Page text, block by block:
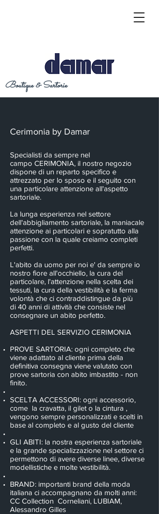
Boutique & Sartorie
Cerimonia by Damar
Specialisti da sempre nel
campo CERIMONIA, il nostro negozio
dispone di un reparto specifico e
attrezzato per lo sposo e il seguito con
una particolare attenzione all'aspetto
sartoriale.
La lunga esperienza nel settore
dell'abbigliamento sartoriale, la maniacale
attenzione ai particolari e sopratutto alla
passione con la quale creiamo completi
perfetti.
L'abito da uomo per noi e' da sempre io
nostro fiore all'occhiello, la cura del
particolare, l'attenzione nella scelta dei
tessuti, la cura della vestibilità e la ferma
volontà che ci contraddistingue da più
di 40 anni di attività che consiste nel
consegnare un abito perfetto.
ASPETTI DEL SERVIZIO CERIMONIA
PROVE SARTORIA: ogni completo che
viene adattato al cliente prima della
definitiva consegna viene valutato con
prove sartoria con abito imbastito - non
finito.
SCELTA ACCESSORI: ogni accessorio,
come la cravatta, il gilet o la cintura ,
vengono sempre personalizzati e scelti in
base al completo e al gusto del cliente
GLI ABITI: la nostra esperienza sartoriale
e la grande specializzazione nel settore ci
permettono di avere diverse linee, diverse
modellistiche e molte vestibilità.
BRAND: importanti brand della moda
italiana ci accompagnano da molti anni:
CC Collection Corneliani, LUBIAM,
Alessandro Gilles